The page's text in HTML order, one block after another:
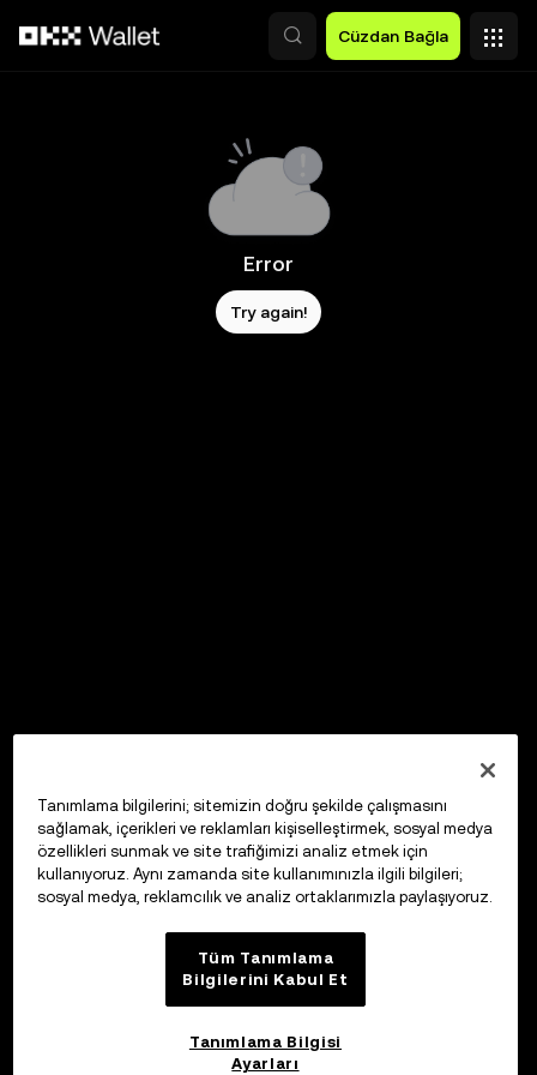
Cüzdan Bağla
Error
Try again!
Tanımlama bilgilerini; sitemizin doğru şekilde çalışmasını
sağlamak, içerikleri ve reklamları kişiselleştirmek, sosyal medya
özellikleri sunmak ve site trafiğimizi analiz etmek için
kullanıyoruz. Aynı zamanda site kullanımınızla ilgili bilgileri;
sosyal medya, reklamcılık ve analiz ortaklarımızla paylaşıyoruz.
Tüm Tanımlama
Bilgilerini Kabul Et
Tanımlama Bilgisi
Ayarları